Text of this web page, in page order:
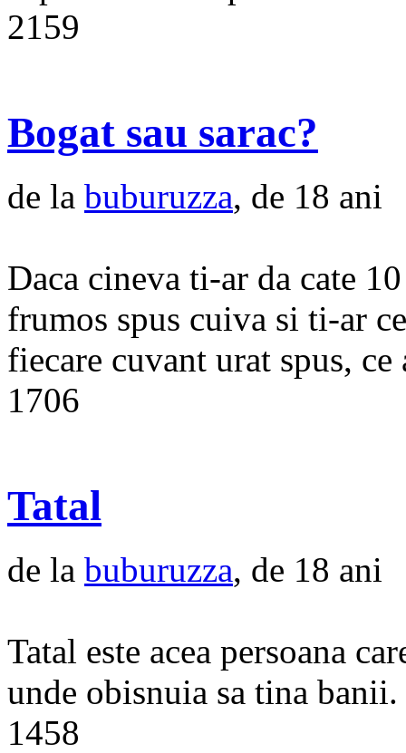
2159
Bogat sau sarac?
de la buburuzza, de 18 ani
Daca cineva ti-ar da cate
frumos spus cuiva si ti-ar
fiecare cuvant urat spus,
1706
Tatal
de la buburuzza, de 18 ani
Tatal este acea persoana
unde obisnuia sa tina banii.
1458